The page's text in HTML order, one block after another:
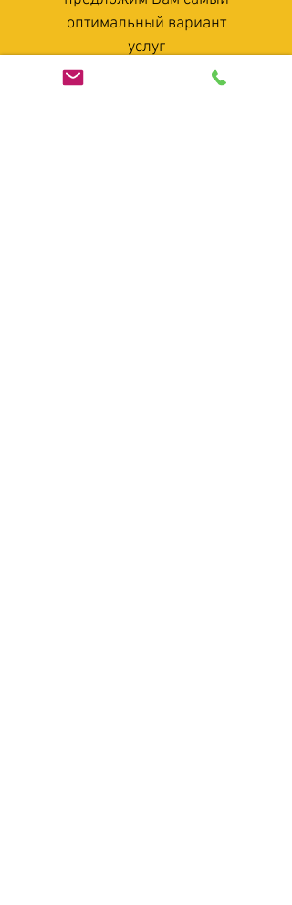
оптимальный вариант
услуг